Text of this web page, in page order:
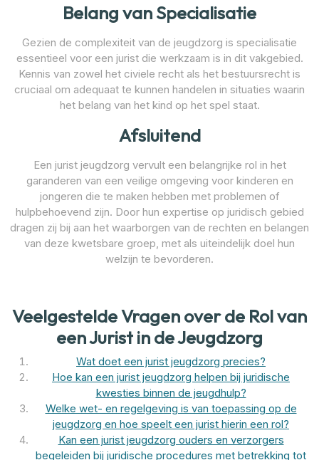
Belang van Specialisatie
Gezien de complexiteit van de jeugdzorg is specialisatie
essentieel voor een jurist die werkzaam is in dit vakgebied.
Kennis van zowel het civiele recht als het bestuursrecht is
cruciaal om adequaat te kunnen handelen in situaties waarin
het belang van het kind op het spel staat.
Afsluitend
Een jurist jeugdzorg vervult een belangrijke rol in het
garanderen van een veilige omgeving voor kinderen en
jongeren die te maken hebben met problemen of
hulpbehoevend zijn. Door hun expertise op juridisch gebied
dragen zij bij aan het waarborgen van de rechten en belangen
van deze kwetsbare groep, met als uiteindelijk doel hun
welzijn te bevorderen.
Veelgestelde Vragen over de Rol van
een Jurist in de Jeugdzorg
Wat doet een jurist jeugdzorg precies?
Hoe kan een jurist jeugdzorg helpen bij juridische
kwesties binnen de jeugdhulp?
Welke wet- en regelgeving is van toepassing op de
jeugdzorg en hoe speelt een jurist hierin een rol?
Kan een jurist jeugdzorg ouders en verzorgers
begeleiden bij juridische procedures met betrekking tot